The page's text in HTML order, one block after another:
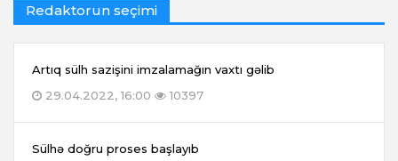
Redaktorun seçimi
Artıq sülh sazişini imzalamağın vaxtı gəlib
29.04.2022, 16:00
10397
Sülhə doğru proses başlayıb